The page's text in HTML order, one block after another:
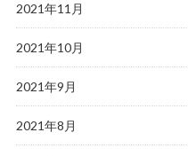
2021年11月
2021年10月
2021年9月
2021年8月